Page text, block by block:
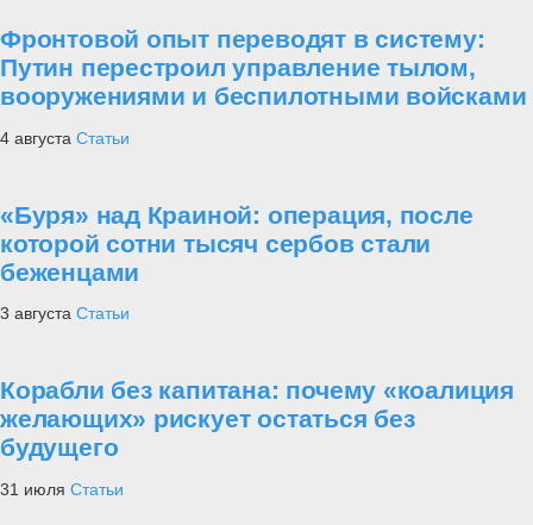
Фронтовой опыт переводят в систему:
Путин перестроил управление тылом,
вооружениями и беспилотными войсками
4 августа Статьи
«Буря» над Краиной: операция, после
которой сотни тысяч сербов стали
беженцами
3 августа Статьи
Корабли без капитана: почему «коалиция
желающих» рискует остаться без
будущего
31 июля Статьи